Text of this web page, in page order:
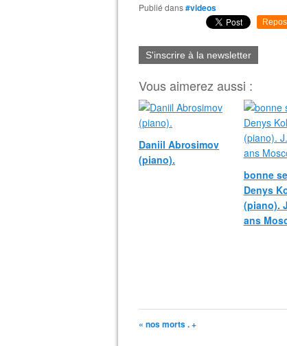
Publié dans#videos
S'inscrire à la newsletter
Vous aimerez aussi :
Daniil Abrosimov
(piano).
bonne
Denys
(piano).
ans
« nos morts . +